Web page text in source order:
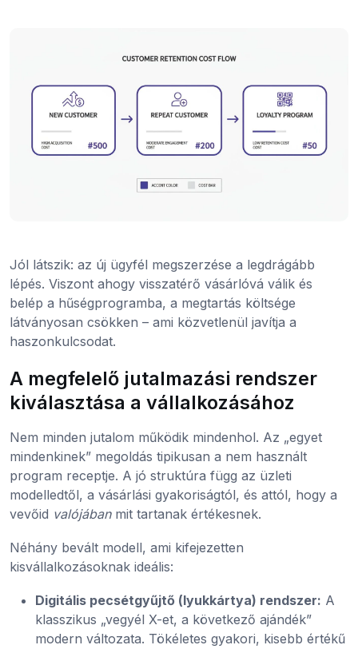
Jól látszik: az új ügyfél megszerzése a legdrágább
lépés. Viszont ahogy visszatérő vásárlóvá válik és
belép a hűségprogramba, a megtartás költsége
látványosan csökken – ami közvetlenül javítja a
haszonkulcsodat.
A megfelelő jutalmazási rendszer
kiválasztása a vállalkozásához
Nem minden jutalom működik mindenhol. Az „egyet
mindenkinek” megoldás tipikusan a nem használt
program receptje. A jó struktúra függ az üzleti
modelledtől, a vásárlási gyakoriságtól, és attól, hogy a
vevőid valójábanmit tartanak értékesnek.
Néhány bevált modell, ami kifejezetten
kisvállalkozásoknak ideális:
Digitális pecsétgyűjtő (lyukkártya) rendszer: A
klasszikus „vegyél X-et, a következő ajándék”
modern változata. Tökéletes gyakori, kisebb értékű